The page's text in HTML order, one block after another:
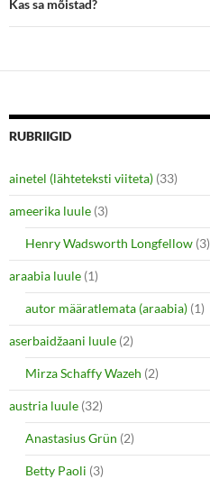
w
w
o
e
w
d
Kas sa mõistad?
RUBRIIGID
ainetel (lähteteksti viiteta) (33)
ameerika luule (3)
Henry Wadsworth Longfellow (3)
araabia luule (1)
autor määratlemata (araabia) (1)
aserbaidžaani luule (2)
Mirza Schaffy Wazeh (2)
austria luule (32)
Anastasius Grün (2)
Betty Paoli (3)